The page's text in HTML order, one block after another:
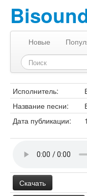
Новые
Исполнитель:
Название песни:
Дата публикации:
Скачать